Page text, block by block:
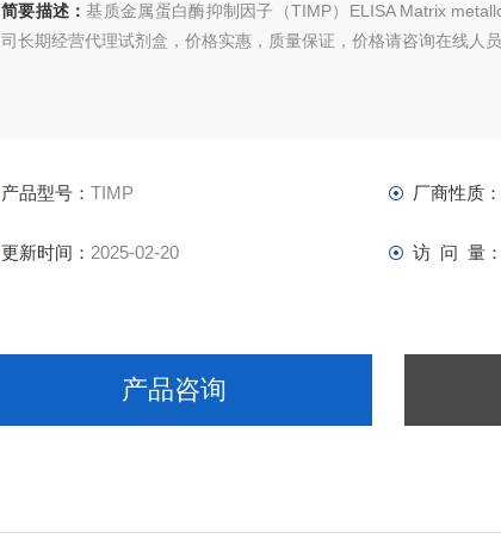
简要描述：基质金属蛋白酶抑制因子（TIMP）ELISA Matrix
司长期经营代理试剂盒，价格实惠，质量保证，价格请咨询在线人员
产品型号： TIMP 厂商性质：
更新时间： 2025-02-20 访 问 量：
产品咨询